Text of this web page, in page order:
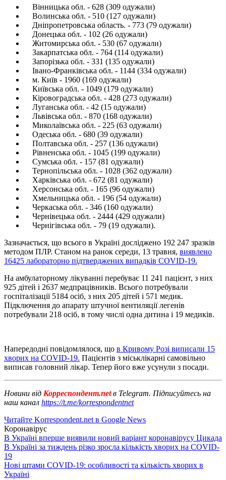
Вінницька обл. - 628 (309 одужали)
Волинська обл. - 510 (127 одужали)
Дніпропетровська область. - 773 (79 одужали)
Донецька обл. - 102 (26 одужали)
Житомирська обл. - 530 (67 одужали)
Закарпатська обл. - 764 (114 одужали)
Запорізька обл. - 331 (135 одужали)
Івано-Франківська обл. - 1144 (334 одужали)
м. Київ - 1960 (169 одужали)
Київська обл. - 1049 (179 одужали)
Кіровоградська обл. - 428 (273 одужали)
Луганська обл. - 42 (15 одужали)
Львівська обл. - 870 (168 одужали)
Миколаївська обл. - 225 (63 одужали)
Одеська обл. - 680 (39 одужали)
Полтавська обл. - 257 (136 одужали)
Рівненська обл. - 1045 (199 одужали)
Сумська обл. - 157 (81 одужали)
Тернопільська обл. - 1028 (362 одужали)
Харківська обл. - 672 (81 одужали)
Херсонська обл. - 165 (96 одужали)
Хмельницька обл. - 196 (54 одужали)
Черкаська обл. - 346 (160 одужали)
Чернівецька обл. - 2444 (429 одужали)
Чернігівська обл. - 79 (19 одужали).
Зазначається, що всього в Україні досліджено 192 247 зразків
методом ПЛР. Станом на ранок середи, 13 травня, виявлено
16425 лабораторно підтверджених випадків COVID-19.
На амбулаторному лікуванні перебуває 11 241 пацієнт, з них
925 дітей і 2637 медпрацівників. Всього потребували
госпіталізації 5184 осіб, з них 205 дітей і 571 медик.
Підключення до апарату штучної вентиляції легенів
потребували 218 осіб, в тому числі одна дитина і 19 медиків.
Напередодні повідомлялося, що в Кривому Розі виписали 15
хворих на COVID-19. Пацієнтів з міськлікарні самовільно
виписав головний лікар. Тепер його вже усунули з посади.
Новини від Корреспондент.netв Telegram. Підписуйтесь на
наш канал https://t.me/korrespondentnet
Читайте Korrespondent.net в Google News
Коронавірус
В Україні вперше виявили новий варіант коронавірусу Цикада
В Україні за тиждень різко зросла кількість хворих на COVID-
19
Нові штами COVID-19: особливості та кількість хворих в
Україні